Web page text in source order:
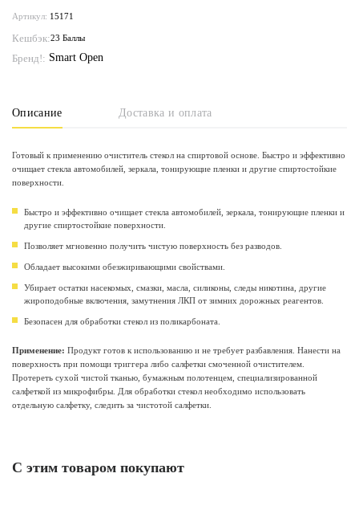
Артикул: 15171
Кешбэк:23 Баллы
Бренд!: Smart Open
Описание Доставка и оплата
Готовый к применению очиститель стекол на спиртовой основе. Быстро и эффективно
очищает стекла автомобилей, зеркала, тонирующие пленки и другие спиртостойкие
поверхности.
Быстро и эффективно очищает стекла автомобилей, зеркала, тонирующие пленки и
другие спиртостойкие поверхности.
Позволяет мгновенно получить чистую поверхность без разводов.
Обладает высокими обезжиривающими свойствами.
Убирает остатки насекомых, смазки, масла, силиконы, следы никотина, другие
жироподобные включения, замутнения ЛКП от зимних дорожных реагентов.
Безопасен для обработки стекол из поликарбоната.
Применение: Продукт готов к использованию и не требует разбавления. Нанести на
поверхность при помощи триггера либо салфетки смоченной очистителем.
Протереть сухой чистой тканью, бумажным полотенцем, специализированной
салфеткой из микрофибры. Для обработки стекол необходимо использовать
отдельную салфетку, следить за чистотой салфетки.
С этим товаром покупают